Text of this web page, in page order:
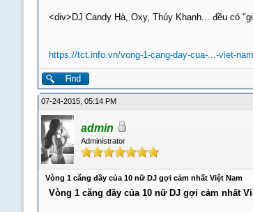
<div>DJ Candy Hà, Oxy, Thúy Khanh... đều có
https://tct.info.vn/vong-1-cang-day-cua-...-viet-
07-24-2015, 05:14 PM
admin
Administrator
Vòng 1 căng đầy của 10 nữ DJ gợi cảm nhất Việt Nam
Vòng 1 căng đầy của 10 nữ DJ gợi cảm nhất